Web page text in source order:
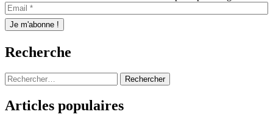
Recherche
Rechercher :
Articles populaires